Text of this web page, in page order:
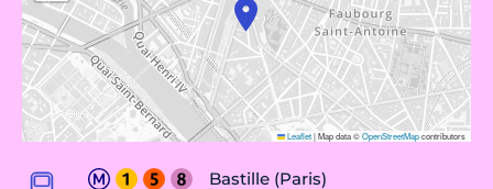
Leaflet|Map data ©OpenStreetMapcontributors
Bastille (Paris)